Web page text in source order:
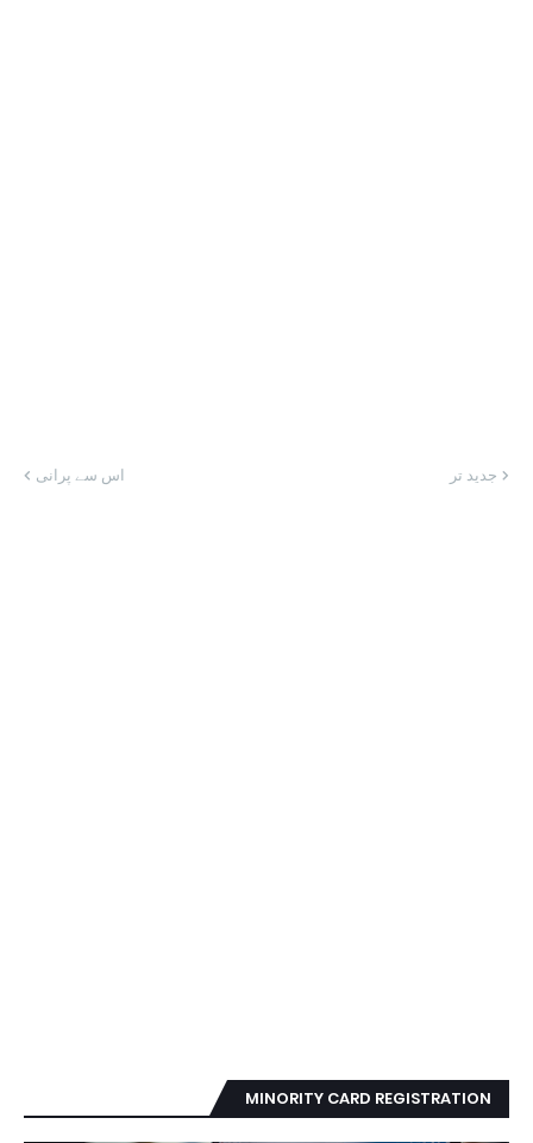
جدید تر اس سے پرانی
MINORITY CARD REGISTRATION